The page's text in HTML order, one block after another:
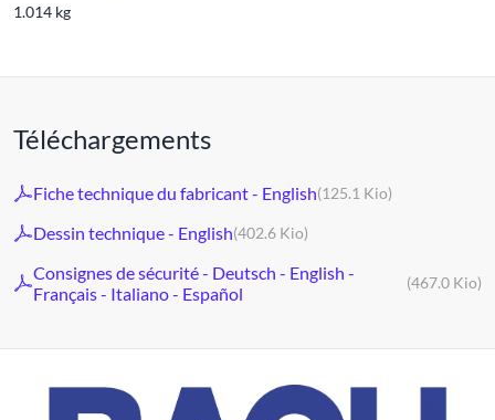
1.014 kg
Téléchargements
Fiche technique du fabricant - English(125.1 Kio)
Dessin technique - English(402.6 Kio)
Consignes de sécurité - Deutsch - English -
Français - Italiano - Español
(467.0 Kio)